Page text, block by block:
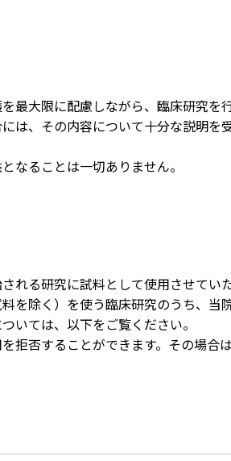
厚生労働大臣の定める
項等
て
京都市立病院の運営につ
大限に配慮しながら、臨床研究を行
は、その内容について十分な説明を
なることは一切ありません。
る研究に試料として使用させてい
を除く）を使う臨床研究のうち、当
いては、以下をご覧ください。
拒否することができます。その場合